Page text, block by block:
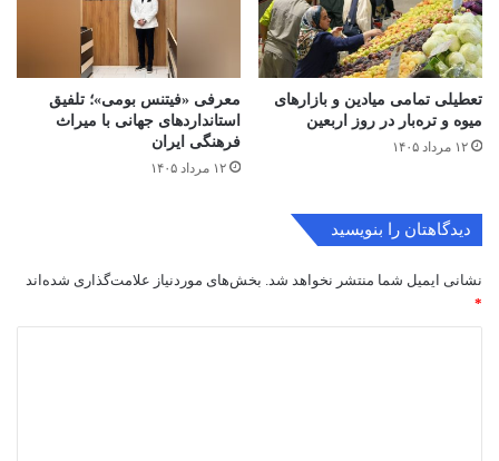
تعطیلی تمامی میادین و بازارهای
میوه و تره‌بار در روز اربعین
۱۲ مرداد ۱۴۰۵
معرفی «فیتنس بومی»؛ تلفیق
استانداردهای جهانی با میراث
فرهنگی ایران
۱۲ مرداد ۱۴۰۵
دیدگاهتان را بنویسید
نشانی ایمیل شما منتشر نخواهد شد. بخش‌های موردنیاز علامت‌گذاری شده‌اند
*